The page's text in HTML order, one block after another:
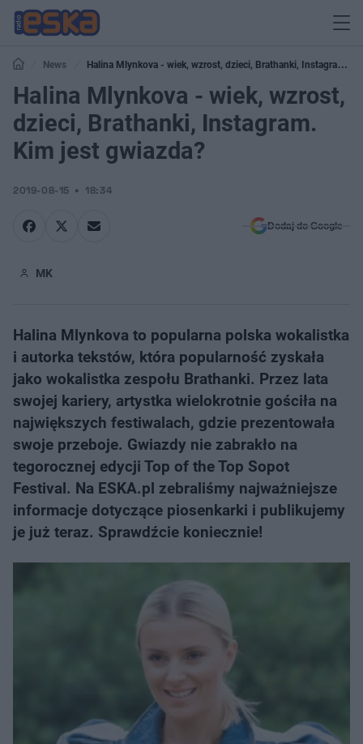
News
Halina Mlynkova - wiek, wzrost, dzieci, Brathanki, Instagram.
Kim jest gwiazda?
Halina Mlynkova - wiek, wzrost,
dzieci, Brathanki, Instagram.
Kim jest gwiazda?
2019-08-15 18:34
Dodaj do Google
MK
Halina Mlynkova to popularna polska wokalistka
i autorka tekstów, która popularność zyskała
jako wokalistka zespołu Brathanki. Przez lata
swojej kariery, artystka wielokrotnie gościła na
największych festiwalach, gdzie prezentowała
swoje przeboje. Gwiazdy nie zabrakło na
tegorocznej edycji Top of the Top Sopot
Festival. Na ESKA.pl zebraliśmy najważniejsze
informacje dotyczące piosenkarki i publikujemy
je już teraz. Sprawdźcie koniecznie!